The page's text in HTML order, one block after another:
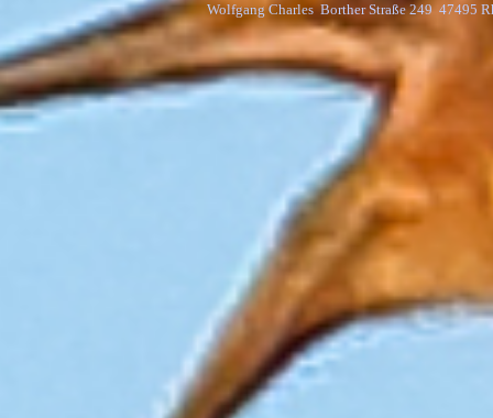
Wolfgang Charles  Borther Straße 249  47495